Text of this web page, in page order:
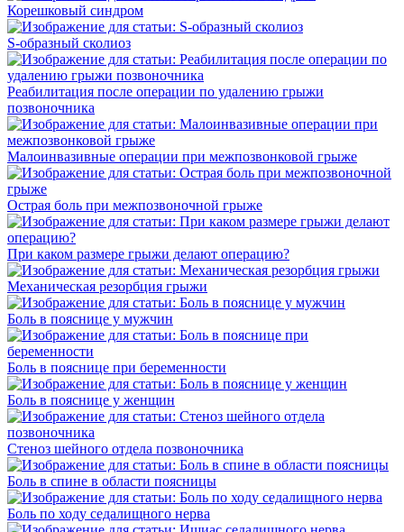
Корешковый синдром
S-образный сколиоз
Реабилитация после операции по удалению грыжи
позвоночника
Малоинвазивные операции при межпозвонковой грыже
Острая боль при межпозвоночной грыже
При каком размере грыжи делают операцию?
Механическая резорбция грыжи
Боль в пояснице у мужчин
Боль в пояснице при беременности
Боль в пояснице у женщин
Стеноз шейного отдела позвоночника
Боль в спине в области поясницы
Боль по ходу седалищного нерва